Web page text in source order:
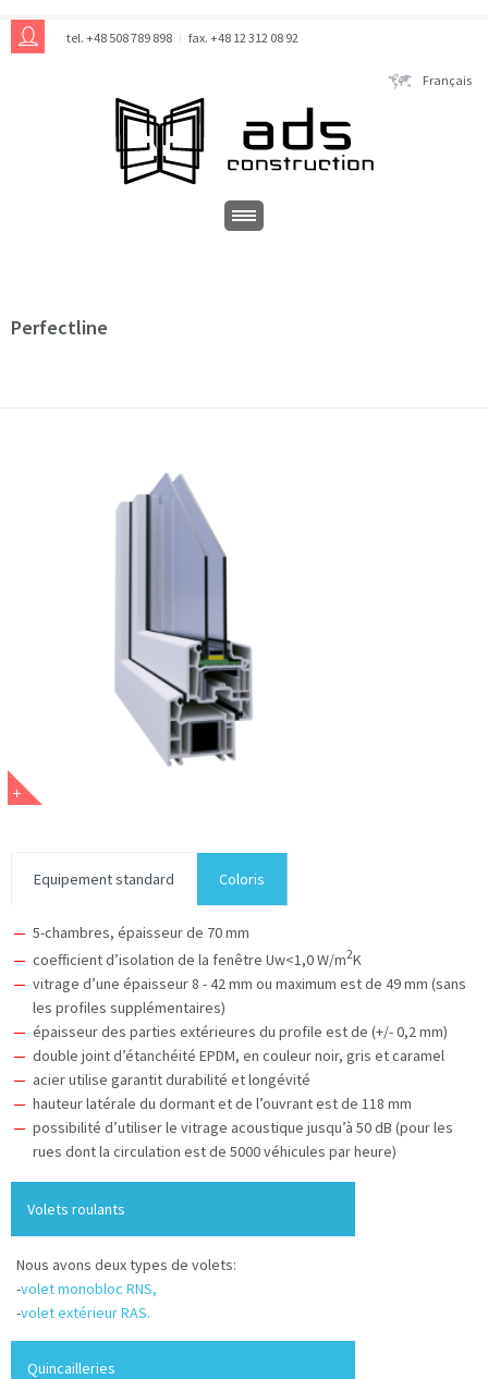
tel. +48 508 789 898 fax. +48 12 312 08 92
Français
Perfectline
Equipement standard Coloris
5-chambres, épaisseur de 70 mm
coefficient d’isolation de la fenêtre Uw<1,0 W/m2K
vitrage d’une épaisseur 8 - 42 mm ou maximum est de 49 mm (sans
les profiles supplémentaires)
épaisseur des parties extérieures du profile est de (+/- 0,2 mm)
double joint d’étanchéité EPDM, en couleur noir, gris et caramel
acier utilise garantit durabilité et longévité
hauteur latérale du dormant et de l’ouvrant est de 118 mm
possibilité d’utiliser le vitrage acoustique jusqu’à 50 dB (pour les
rues dont la circulation est de 5000 véhicules par heure)
Volets roulants
Nous avons deux types de volets:
-volet monobloc RNS,
-volet extérieur RAS.
Quincailleries